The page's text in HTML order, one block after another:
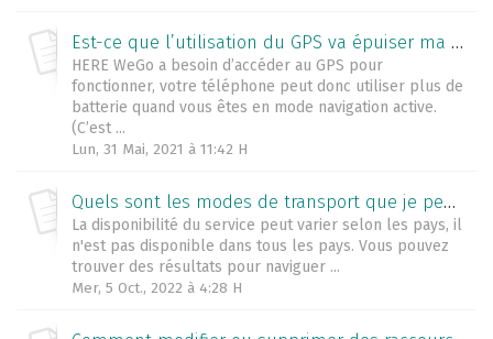
Est-ce que l’utilisation du GPS va épuiser ma batterie?
HERE WeGo a besoin d’accéder au GPS pour
fonctionner, votre téléphone peut donc utiliser plus de
batterie quand vous êtes en mode navigation active.
(C’est ...
Lun, 31 Mai, 2021 à 11:42 H
Quels sont les modes de transport que je peux utiliser avec l’application HERE WeGo?
La disponibilité du service peut varier selon les pays, il
n'est pas disponible dans tous les pays. Vous pouvez
trouver des résultats pour naviguer ...
Mer, 5 Oct., 2022 à 4:28 H